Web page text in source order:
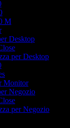
M
Desktop
per Desktop
Monitor
Negozio
per Negozio